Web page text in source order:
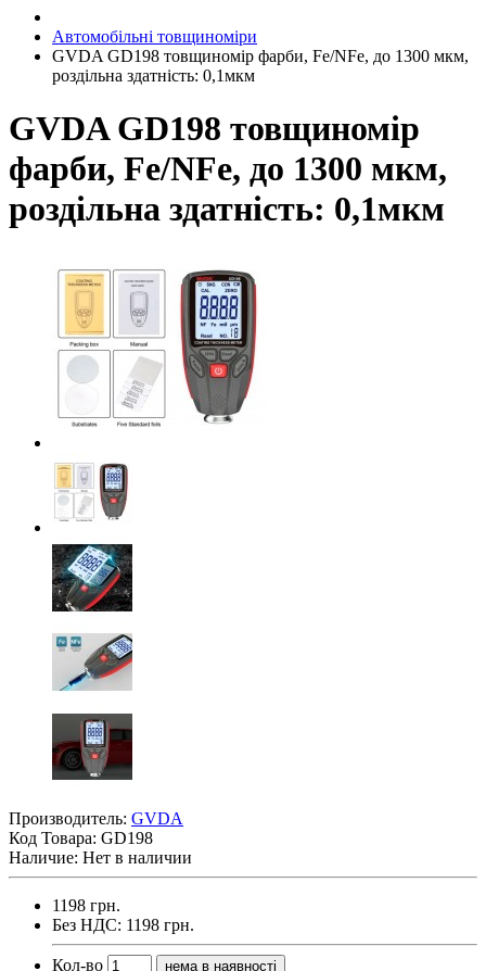
Автомобільні товщиноміри
GVDA GD198 товщиномір фарби, Fe/NFe, до 1300 мкм,
роздільна здатність: 0,1мкм
GVDA GD198 товщиномір
фарби, Fe/NFe, до 1300 мкм,
роздільна здатність: 0,1мкм
Производитель: GVDA
Код Товара: GD198
Наличие: Нет в наличии
1198 грн.
Без НДС: 1198 грн.
Кол-во нема в наявності